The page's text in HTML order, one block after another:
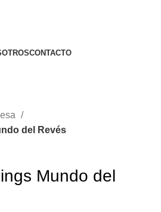
CONTACTO
del Revés
Mundo del